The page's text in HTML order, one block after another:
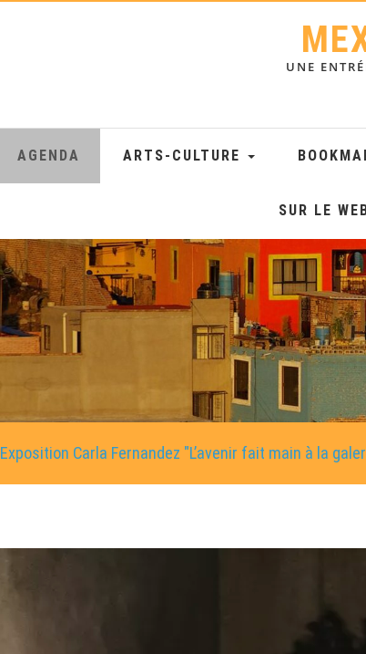
UNE
AGENDA ARTS-CULTURE
SUR LE
Exposition Carla Fernandez "L’avenir fait main à la